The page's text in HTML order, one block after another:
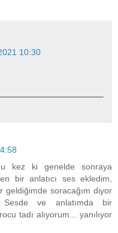
10:30
kez ki genelde sonraya
bir anlatıcı ses ekledim,
geldiğimde soracağım diyor
ve anlatımda bir
tadı alıyorum... yanılıyor